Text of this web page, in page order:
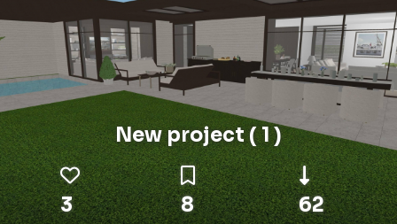
New project ( 1 )
3 8 62